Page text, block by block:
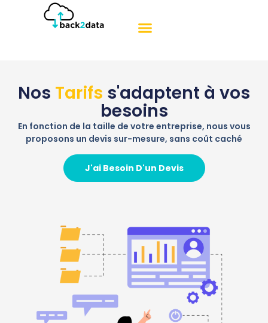
Nos Tarifs s'adaptent à vos
besoins
En fonction de la taille de votre entreprise, nous vous
proposons un devis sur-mesure, sans coût caché
J'ai Besoin D'un Devis